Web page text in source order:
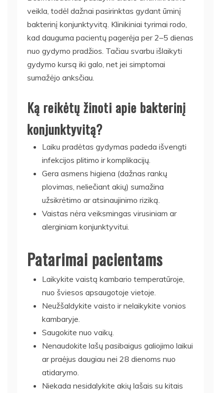
veikla, todėl dažnai pasirinktas gydant ūminį
bakterinį konjunktyvitą. Klinikiniai tyrimai rodo,
kad dauguma pacientų pagerėja per 2–5 dienas
nuo gydymo pradžios. Tačiau svarbu išlaikyti
gydymo kursą iki galo, net jei simptomai
sumažėjo anksčiau.
Ką reikėtų žinoti apie bakterinį
konjunktyvitą?
Laiku pradėtas gydymas padeda išvengti
infekcijos plitimo ir komplikacijų.
Gera asmens higiena (dažnas rankų
plovimas, neliečiant akių) sumažina
užsikrėtimo ar atsinaujinimo riziką.
Vaistas nėra veiksmingas virusiniam ar
alerginiam konjunktyvitui.
Patarimai pacientams
Laikykite vaistą kambario temperatūroje,
nuo šviesos apsaugotoje vietoje.
Neužšaldykite vaisto ir nelaikykite vonios
kambaryje.
Saugokite nuo vaikų.
Nenaudokite lašų pasibaigus galiojimo laikui
ar praėjus daugiau nei 28 dienoms nuo
atidarymo.
Niekada nesidalykite akių lašais su kitais